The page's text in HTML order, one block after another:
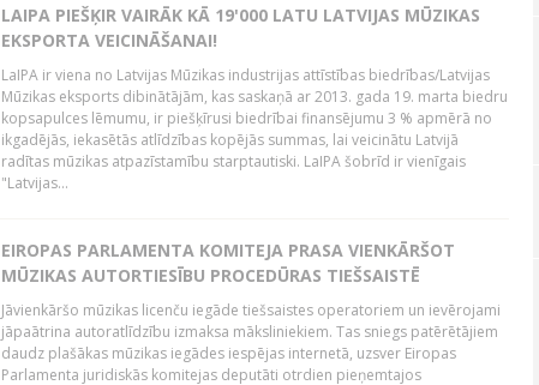
LAIPA PIEŠĶIR VAIRĀK KĀ 19'000 LATU LATVIJAS MŪZIKAS
EKSPORTA VEICINĀŠANAI!
LaIPA ir viena no Latvijas Mūzikas industrijas attīstības biedrības/Latvijas
Mūzikas eksports dibinātājām, kas saskaņā ar 2013. gada 19. marta biedru
kopsapulces lēmumu, ir piešķīrusi biedrībai finansējumu 3 % apmērā no
ikgadējās, iekasētās atlīdzības kopējās summas, lai veicinātu Latvijā
radītas mūzikas atpazīstamību starptautiski. LaIPA šobrīd ir vienīgais
"Latvijas...
EIROPAS PARLAMENTA KOMITEJA PRASA VIENKĀRŠOT
MŪZIKAS AUTORTIESĪBU PROCEDŪRAS TIEŠSAISTĒ
Jāvienkāršo mūzikas licenču iegāde tiešsaistes operatoriem un ievērojami
jāpaātrina autoratlīdzību izmaksa māksliniekiem. Tas sniegs patērētājiem
daudz plašākas mūzikas iegādes iespējas internetā, uzsver Eiropas
Parlamenta juridiskās komitejas deputāti otrdien pieņemtajos